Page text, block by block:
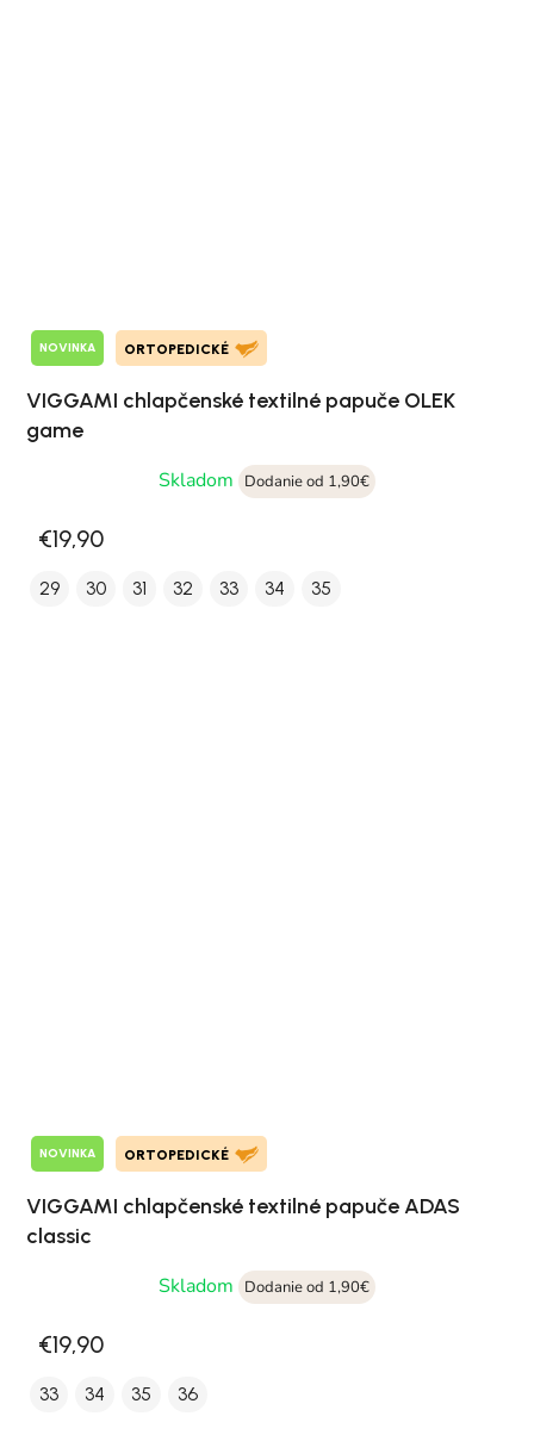
NOVINKA ORTOPEDICKÉ
VIGGAMI chlapčenské textilné papuče OLEK
game
Skladom
Dodanie od 1,90€
€19,90
29 30 31 32 33 34 35
NOVINKA ORTOPEDICKÉ
VIGGAMI chlapčenské textilné papuče ADAS
classic
Skladom
Dodanie od 1,90€
€19,90
33 34 35 36